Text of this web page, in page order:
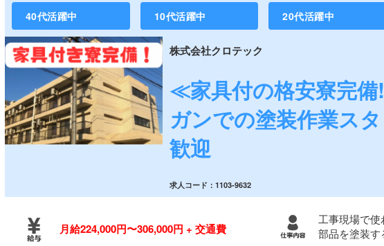
40代活躍中 10代活躍中 20代活躍中
株式会社クロテック
≪家具付の格安寮完
ガンでの塗装作業ス
歓迎
求人コード：1103-9632
月給224,000円〜306,000円 + 交通費
工事現場で
部品を塗装す